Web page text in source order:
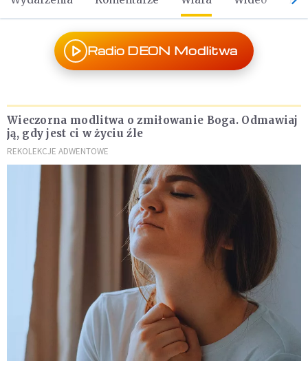
Radio DEON Modlitwa
Wieczorna modlitwa o zmiłowanie Boga. Odmawiaj
ją, gdy jest ci w życiu źle
REKOLEKCJE ADWENTOWE